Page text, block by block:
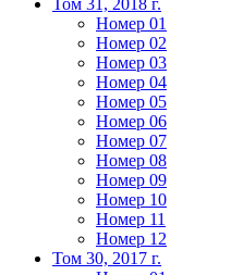
Том 31, 2018 г.
Номер 01
Номер 02
Номер 03
Номер 04
Номер 05
Номер 06
Номер 07
Номер 08
Номер 09
Номер 10
Номер 11
Номер 12
Том 30, 2017 г.